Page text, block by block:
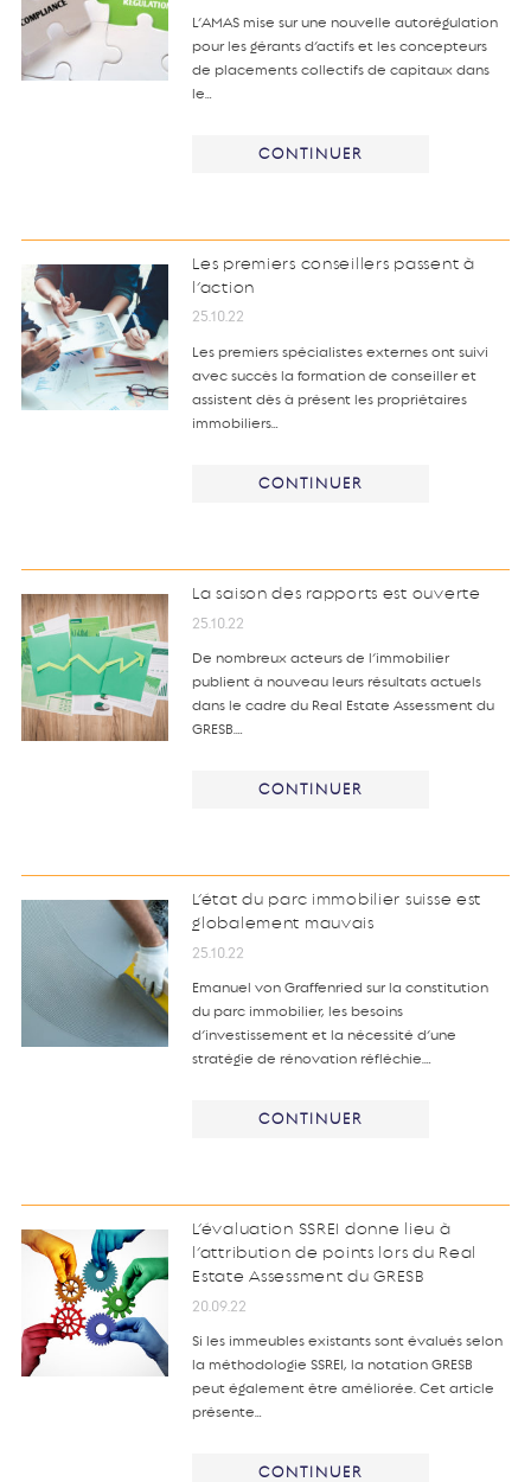
L’AMAS mise sur une nouvelle autorégulation
pour les gérants d’actifs et les concepteurs
de placements collectifs de capitaux dans
le…
CONTINUER
Les premiers conseillers passent à
l’action
25.10.22
Les premiers spécialistes externes ont suivi
avec succès la formation de conseiller et
assistent dès à présent les propriétaires
immobiliers…
CONTINUER
La saison des rapports est ouverte
25.10.22
De nombreux acteurs de l’immobilier
publient à nouveau leurs résultats actuels
dans le cadre du Real Estate Assessment du
GRESB.…
CONTINUER
L’état du parc immobilier suisse est
globalement mauvais
25.10.22
Emanuel von Graffenried sur la constitution
du parc immobilier, les besoins
d’investissement et la nécessité d’une
stratégie de rénovation réfléchie.…
CONTINUER
L’évaluation SSREI donne lieu à
l’attribution de points lors du Real
Estate Assessment du GRESB
20.09.22
Si les immeubles existants sont évalués selon
la méthodologie SSREI, la notation GRESB
peut également être améliorée. Cet article
présente…
CONTINUER